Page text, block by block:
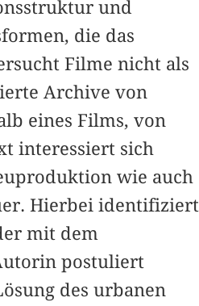
und
die das
Filme nicht als
Archive von
eines Films, von
interessiert sich
wie auch
Hierbei identifiziert
mit dem
postuliert
des urbanen